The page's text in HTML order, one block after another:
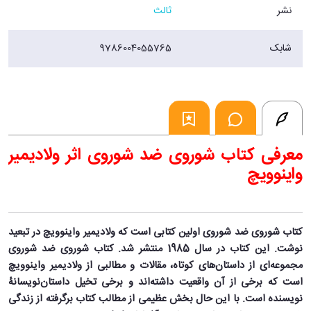
نشر ثالث
شابک 9786004055765
معرفی کتاب شوروی ضد شوروی اثر ولادیمیر
واینوویچ
کتاب شوروی ضد شوروی اولین کتابی است که ولادیمیر واینوویچ در تبعید
نوشت. این کتاب در سال 1985 منتشر شد. کتاب شوروی ضد شوروی
مجموعه‌ای از داستان‌های کوتاه، مقالات و مطالبی از ولادیمیر واینوویچ
است که برخی از آن واقعیت داشته‌اند و برخی تخیل داستان‌نویسانۀ
نویسنده است. با این حال بخش عظیمی از مطالب کتاب برگرفته از زندگی